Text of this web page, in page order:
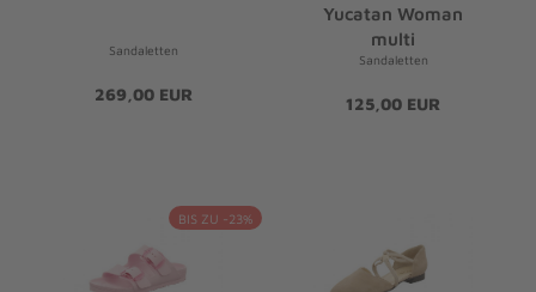
Sandaletten
269,00 EUR
Yucatan Woman
multi
Sandaletten
125,00 EUR
BIS ZU -23%